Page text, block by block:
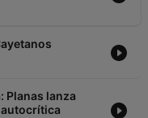
Planas lanza
autocrítica